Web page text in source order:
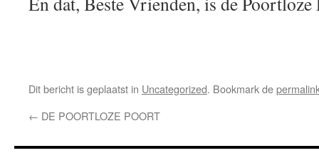
Dit bericht is geplaatst in Uncategorized. Bookmark de
← DE POORTLOZE POORT